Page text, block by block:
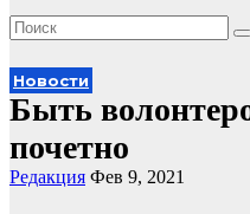
Новости
Быть
почетно
Редакция Фев 9, 2021